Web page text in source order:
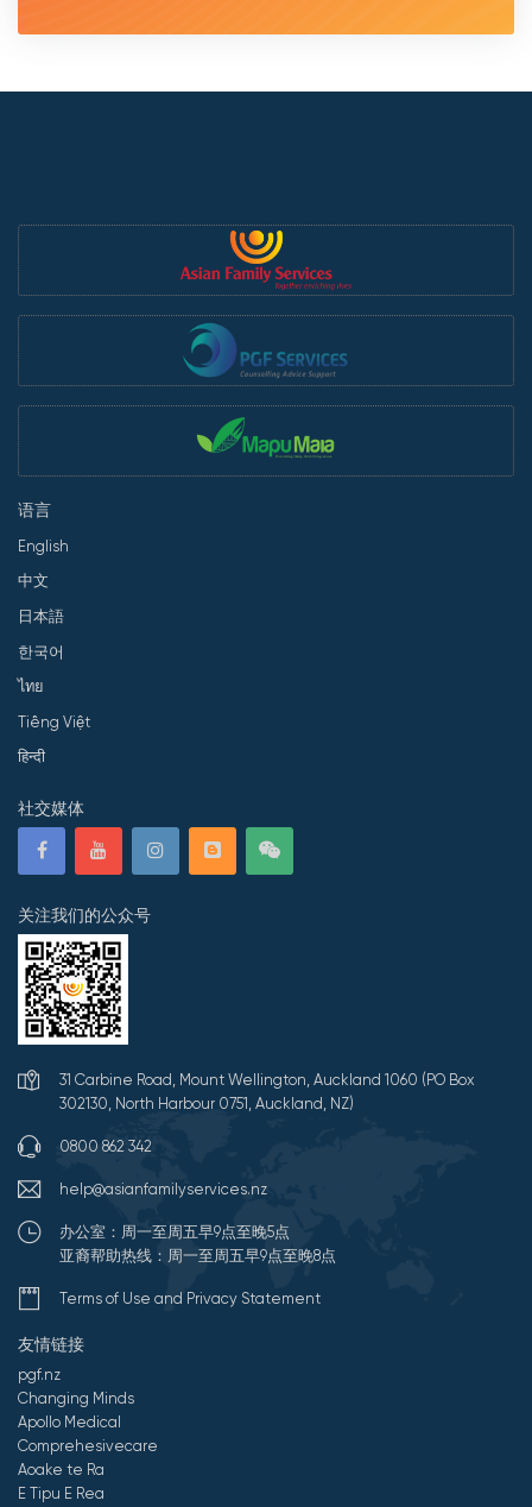
语言
English
中文
日本語
한국어
ไทย
Tiếng Việt
हिन्दी
社交媒体
关注我们的公众号
31 Carbine Road, Mount Wellington, Auckland 1060 (PO Box
302130, North Harbour 0751, Auckland, NZ)
0800 862 342
help@asianfamilyservices.nz
办公室：周一至周五早9点至晚5点
亚裔帮助热线：周一至周五早9点至晚8点
Terms of Use and Privacy Statement
友情链接
pgf.nz
Changing Minds
Apollo Medical
Comprehesivecare
Aoake te Ra
E Tipu E Rea